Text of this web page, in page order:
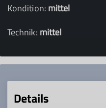
Kondition: mittel
Technik: mittel
Details